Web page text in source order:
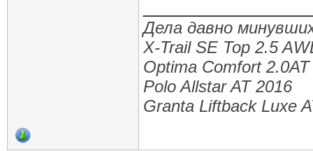
Дела давно
X-Trail SE Top 2.5
Optima Comfort
Polo Allstar AT 2016
Granta Liftback Luxe